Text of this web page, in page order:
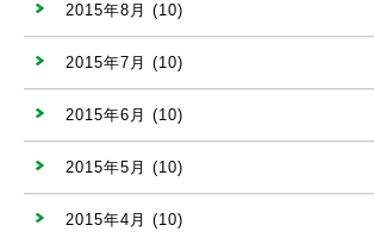
2015年8月 (10)
2015年7月 (10)
2015年6月 (10)
2015年5月 (10)
2015年4月 (10)